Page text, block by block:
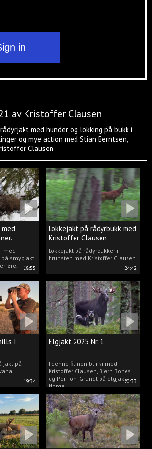
av Kristoffer Clausen
med hunder og lokking på bukk i
og mye action med Stian Berntsen,
Clausen
18:55
med
på smygjakt
24:42
Lokkejakt på rådyrbukk med
Kristoffer Clausen
Lokkejakt på rådyrbukker i
brunsten med Kristoffer Clausen
19:34
I
jakt på
20:33
Elgjakt 2025 Nr. 1
I denne filmen blir vi med
Kristoffer Clausen, Bjørn Bones
og Per Toni Grundt på elgjakt i
Norge.